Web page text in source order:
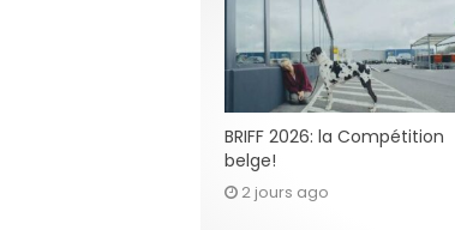
BRIFF 2026: la Compétition
belge!
2 jours ago